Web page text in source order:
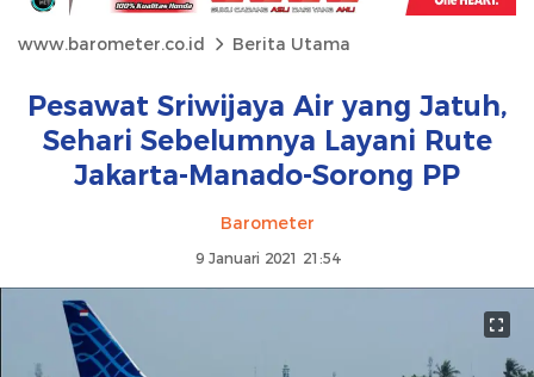
www.barometer.co.id Berita Utama
Pesawat Sriwijaya Air yang Jatuh,
Sehari Sebelumnya Layani Rute
Jakarta-Manado-Sorong PP
Barometer
9 Januari 2021 21:54